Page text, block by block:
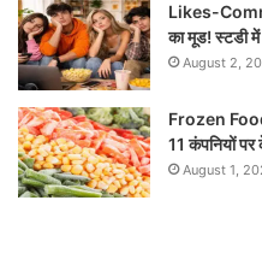
Likes-
का मूड! स्टडी में
August 2,
Frozen Food
11 कंपनियों पर
August 1,